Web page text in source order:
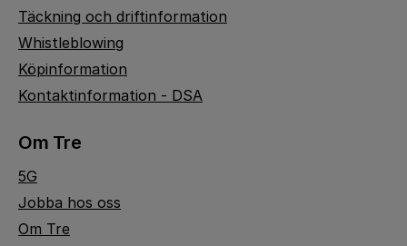
Täckning och driftinformation
Whistleblowing
Köpinformation
Kontaktinformation - DSA
Om Tre
5G
Jobba hos oss
Om Tre